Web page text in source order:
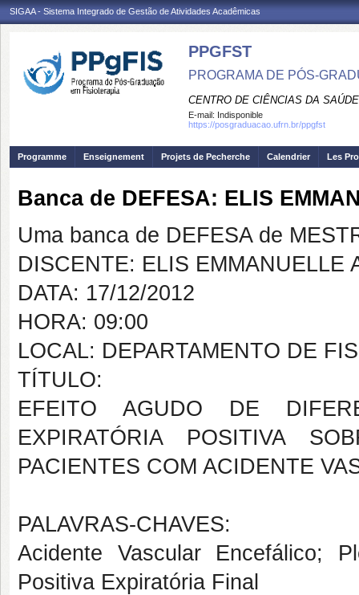
SIGAA - Sistema Integrado de Gestão de Atividades Acadêmicas
PPGFST
PROGRAMA DE PÓS-
CENTRO DE CIÊNCIAS DA SAÚDE
E-mail: Indisponible
https://posgraduacao.ufrn.br/ppgfst
Programme Enseignement Projets de Pecherche Calendrier Les
Banca de DEFESA: ELIS
Uma banca de DEFESA de
DISCENTE: ELIS EMMANUELLE
DATA: 17/12/2012
HORA: 09:00
LOCAL: DEPARTAMENTO DE
TÍTULO:
EFEITO AGUDO DE
EXPIRATÓRIA POSITIVA
PACIENTES COM ACIDENTE
PALAVRAS-CHAVES:
Acidente Vascular Encefálico;
Positiva Expiratória Final